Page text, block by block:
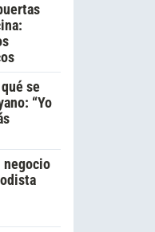
se
“Yo
negocio